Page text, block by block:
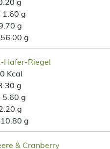
1.60 g
g
56.00 g
Hafer-Riegel
Kcal
g
5.60 g
g
10.80 g
& Cranberry